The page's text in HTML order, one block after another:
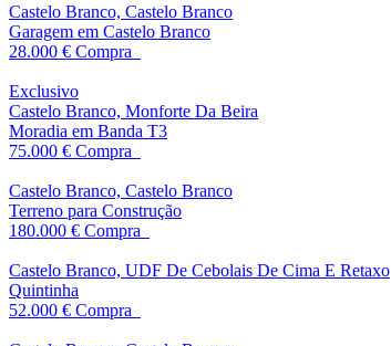
Castelo Branco, Castelo Branco
Garagem em Castelo Branco
28.000 € Compra
Exclusivo
Castelo Branco, Monforte Da Beira
Moradia em Banda T3
75.000 € Compra
Castelo Branco, Castelo Branco
Terreno para Construção
180.000 € Compra
Castelo Branco, UDF De Cebolais De Cima E Retaxo
Quintinha
52.000 € Compra